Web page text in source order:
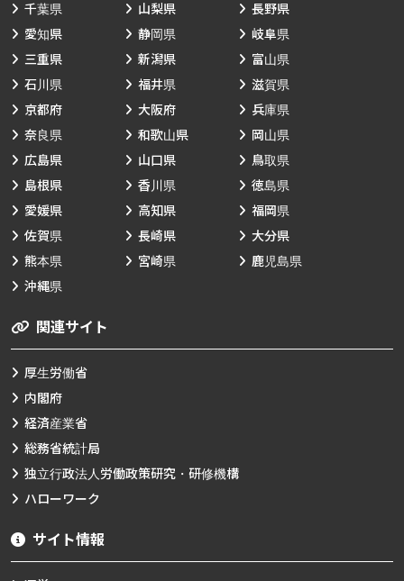
千葉県
山梨県
長野県
愛知県
静岡県
岐阜県
三重県
新潟県
富山県
石川県
福井県
滋賀県
京都府
大阪府
兵庫県
奈良県
和歌山県
岡山県
広島県
山口県
鳥取県
島根県
香川県
徳島県
愛媛県
高知県
福岡県
佐賀県
長崎県
大分県
熊本県
宮崎県
鹿児島県
沖縄県
関連サイト
厚生労働省
内閣府
経済産業省
総務省統計局
独立行政法人労働政策研究・研修機構
ハローワーク
サイト情報